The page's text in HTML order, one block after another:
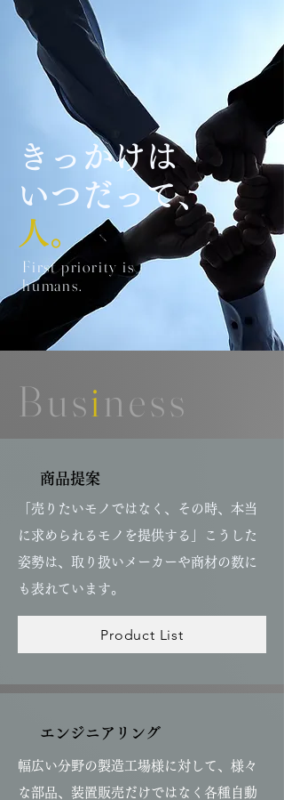
きっかけは
いつだって、
人。
First priority is
humans.
Business
商品提案
「売りたいモノではなく、その時、本当
に求められるモノを提供する」こうした​
姿勢は、取り扱いメーカーや商材の数に
も表れています。
Product List
エンジニアリング
幅広い分野の製造工場様に対して、様々
な部品、装置販売だけではなく各種自動